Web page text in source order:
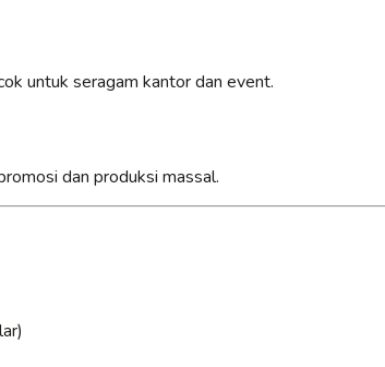
untuk seragam kantor dan event.
dan produksi massal.